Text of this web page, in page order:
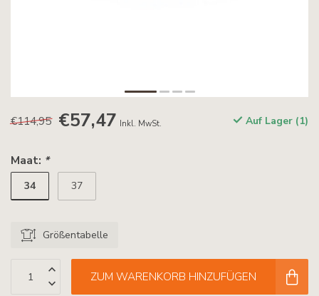
€114,95 €57,47 Inkl. MwSt. Auf Lager (1)
Maat: *
34 37
Größentabelle
ZUM WARENKORB HINZUFÜGEN